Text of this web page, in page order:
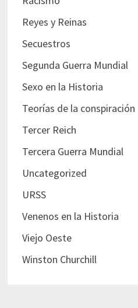
Reyes y Reinas
Secuestros
Segunda Guerra Mundial
Sexo en la Historia
Teorías de la conspiración
Tercer Reich
Tercera Guerra Mundial
Uncategorized
URSS
Venenos en la Historia
Viejo Oeste
Winston Churchill